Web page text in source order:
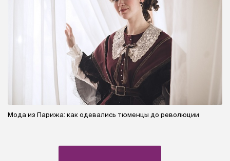
Мода из Парижа: как одевались тюменцы до революции